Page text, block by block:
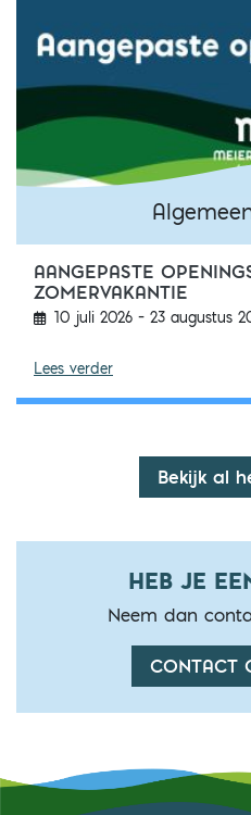
AANGEPASTE
ZOMERVAKANTIE
Algemeen Nieuws
10 juli 2026 – 23 augustus
Lees verderAangepaste
Bekijk al
HEB JE
Neem dan
CONTACT